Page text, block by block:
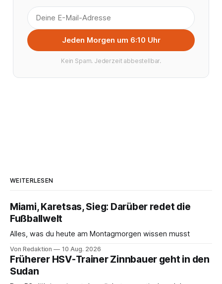
Jeden Morgen um 6:10 Uhr
Kein Spam. Jederzeit abbestellbar.
WEITERLESEN
Miami, Karetsas, Sieg: Darüber redet die
Fußballwelt
Alles, was du heute am Montagmorgen wissen musst
Von Redaktion 10 Aug. 2026
Früherer HSV-Trainer Zinnbauer geht in den
Sudan